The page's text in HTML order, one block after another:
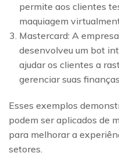
permite aos clientes
maquiagem
Mastercard: A
desenvolveu um bot
ajudar os clientes a
gerenciar suas
Esses exemplos
podem ser aplicados de
para melhorar a
setores.